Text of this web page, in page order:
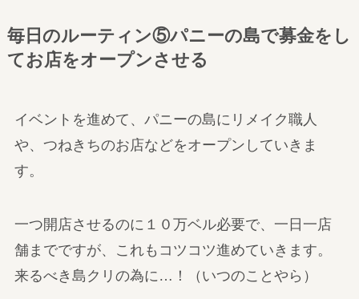
毎日のルーティン⑤パニーの島で募金をし
てお店をオープンさせる
イベントを進めて、パニーの島にリメイク職人
や、つねきちのお店などをオープンしていきま
す。
一つ開店させるのに１０万ベル必要で、一日一店
舗までですが、これもコツコツ進めていきます。
来るべき島クリの為に…！（いつのことやら）